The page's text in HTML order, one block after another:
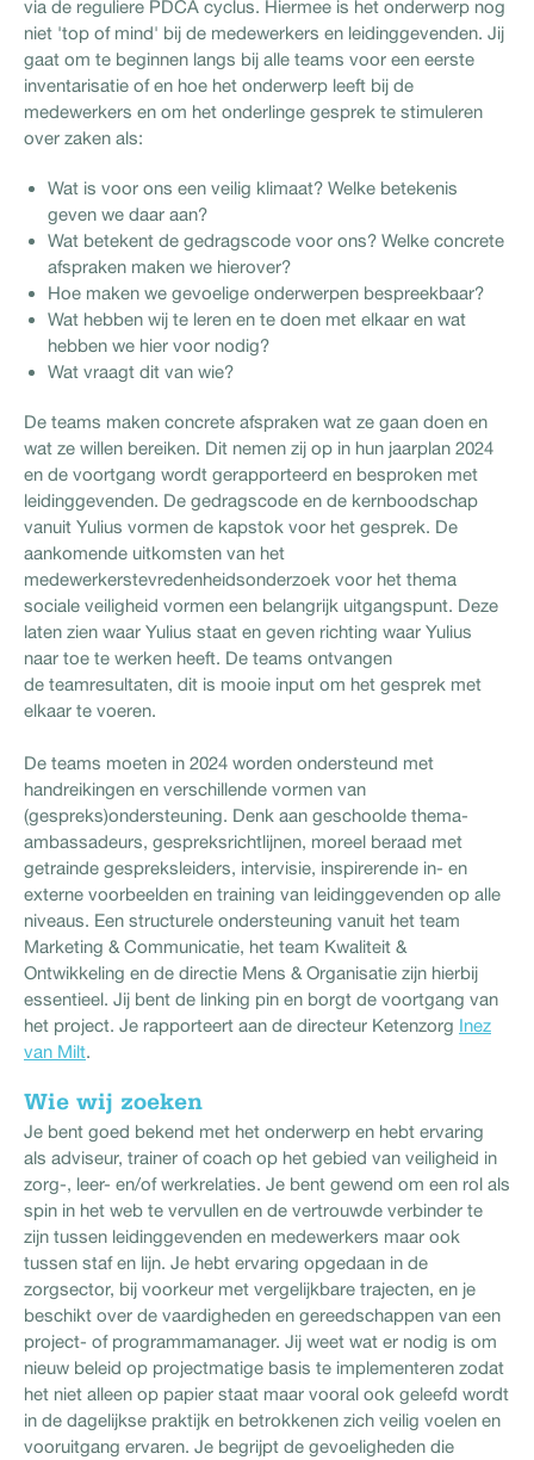
via de reguliere PDCA cyclus. Hiermee is het onderwerp nog
niet 'top of mind' bij de medewerkers en leidinggevenden. Jij
gaat om te beginnen langs bij alle teams voor een eerste
inventarisatie of en hoe het onderwerp leeft bij de
medewerkers en om het onderlinge gesprek te stimuleren
over zaken als:
Wat is voor ons een veilig klimaat? Welke betekenis
geven we daar aan?
Wat betekent de gedragscode voor ons? Welke concrete
afspraken maken we hierover?
Hoe maken we gevoelige onderwerpen bespreekbaar?
Wat hebben wij te leren en te doen met elkaar en wat
hebben we hier voor nodig?
Wat vraagt dit van wie?
De teams maken concrete afspraken wat ze gaan doen en
wat ze willen bereiken. Dit nemen zij op in hun jaarplan 2024
en de voortgang wordt gerapporteerd en besproken met
leidinggevenden. De gedragscode en de kernboodschap
vanuit Yulius vormen de kapstok voor het gesprek. De
aankomende uitkomsten van het
medewerkerstevredenheidsonderzoek voor het thema
sociale veiligheid vormen een belangrijk uitgangspunt. Deze
laten zien waar Yulius staat en geven richting waar Yulius
naar toe te werken heeft. De teams ontvangen
de teamresultaten, dit is mooie input om het gesprek met
elkaar te voeren.
De teams moeten in 2024 worden ondersteund met
handreikingen en verschillende vormen van
(gespreks)ondersteuning. Denk aan geschoolde thema-
ambassadeurs, gespreksrichtlijnen, moreel beraad met
getrainde gespreksleiders, intervisie, inspirerende in- en
externe voorbeelden en training van leidinggevenden op alle
niveaus. Een structurele ondersteuning vanuit het team
Marketing & Communicatie, het team Kwaliteit &
Ontwikkeling en de directie Mens & Organisatie zijn hierbij
essentieel. Jij bent de linking pin en borgt de voortgang van
het project. Je rapporteert aan de directeur Ketenzorg Inez
van Milt.
Wie wij zoeken
Je bent goed bekend met het onderwerp en hebt ervaring
als adviseur, trainer of coach op het gebied van veiligheid in
zorg-, leer- en/of werkrelaties. Je bent gewend om een rol als
spin in het web te vervullen en de vertrouwde verbinder te
zijn tussen leidinggevenden en medewerkers maar ook
tussen staf en lijn. Je hebt ervaring opgedaan in de
zorgsector, bij voorkeur met vergelijkbare trajecten, en je
beschikt over de vaardigheden en gereedschappen van een
project- of programmamanager. Jij weet wat er nodig is om
nieuw beleid op projectmatige basis te implementeren zodat
het niet alleen op papier staat maar vooral ook geleefd wordt
in de dagelijkse praktijk en betrokkenen zich veilig voelen en
vooruitgang ervaren. Je begrijpt de gevoeligheden die